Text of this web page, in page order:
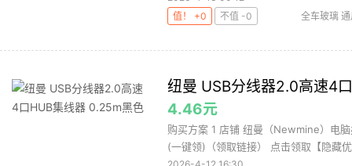
值！ +0
不值 -0
全车玻璃
纽曼 USB分线器2.0高速4
4.46元
购买方案 1 店铺 纽曼（Newmine）电
(一键领)（领取链接） 点击领取【隐藏